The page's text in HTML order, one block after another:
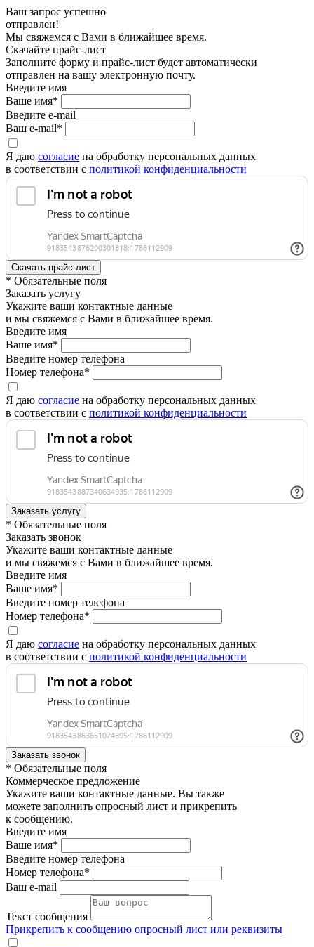
Ваш запрос успешно
отправлен!
Мы свяжемся с Вами в ближайшее время.
Скачайте прайс-лист
Заполните форму и прайс-лист будет автоматически
отправлен на вашу электронную почту.
Введите имя
Ваше имя*
Введите e-mail
Ваш e-mail*
Я даю согласие на обработку персональных данных
в соответствии с политикой конфиденциальности
* Обязательные поля
Заказать услугу
Укажите ваши контактные данные
и мы свяжемся с Вами в ближайшее время.
Введите имя
Ваше имя*
Введите номер телефона
Номер телефона*
Я даю согласие на обработку персональных данных
в соответствии с политикой конфиденциальности
* Обязательные поля
Заказать звонок
Укажите ваши контактные данные
и мы свяжемся с Вами в ближайшее время.
Введите имя
Ваше имя*
Введите номер телефона
Номер телефона*
Я даю согласие на обработку персональных данных
в соответствии с политикой конфиденциальности
* Обязательные поля
Коммерческое предложение
Укажите ваши контактные данные. Вы также
можете заполнить опросный лист и прикрепить
к сообщению.
Введите имя
Ваше имя*
Введите номер телефона
Номер телефона*
Ваш e-mail
Текст сообщения
Прикрепить к сообщению опросный лист или реквизиты